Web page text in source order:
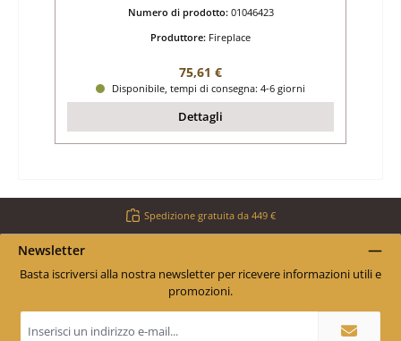
Numero di prodotto: 01046423
Produttore: Fireplace
Prezzo normale:
75,61 €
Disponibile, tempi di consegna: 4-6 giorni
Dettagli
Spedizione gratuita da 449 €
Newsletter
Basta iscriversi alla nostra newsletter per ricevere informazioni utili e
promozioni.